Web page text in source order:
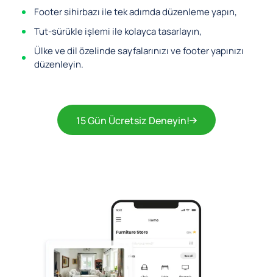
Footer sihirbazı ile tek adımda düzenleme yapın,
Tut-sürükle işlemi ile kolayca tasarlayın,
Ülke ve dil özelinde sayfalarınızı ve footer yapınızı
düzenleyin.
15 Gün Ücretsiz Deneyin!